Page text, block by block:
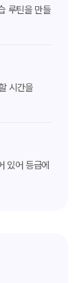
루틴을 만들
시간을
있어 등급에